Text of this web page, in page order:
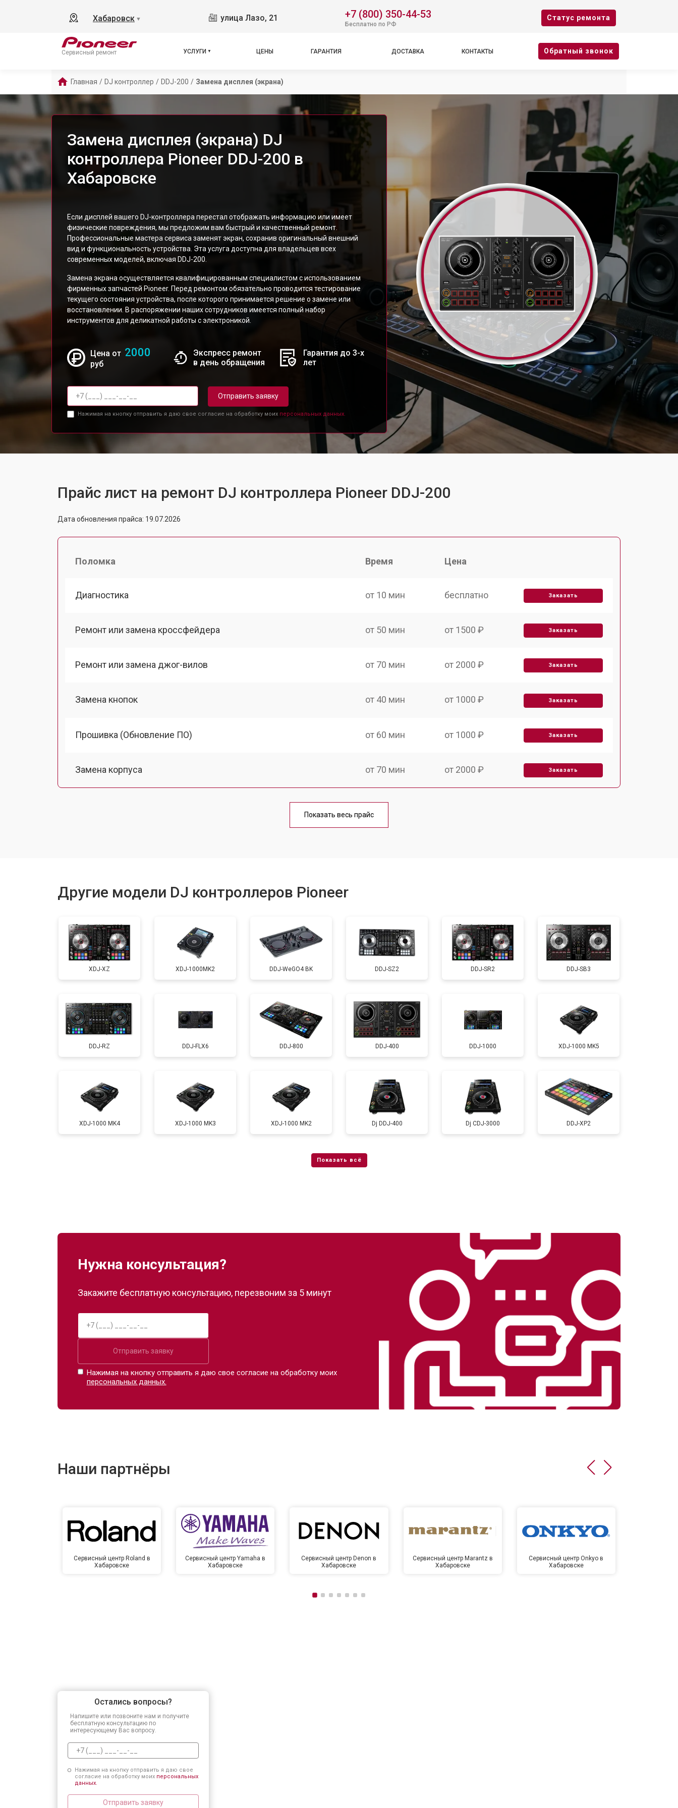
Хабаровск ▼ улица Лазо, 21 +7 (800) 350-44-53
Бесплатно по РФ
Cтатус ремонта
Сервисный ремонт УСЛУГИ ЦЕНЫ ГАРАНТИЯ ДОСТАВКА КОНТАКТЫ Oбратный звонок
Главная / DJ контроллер / DDJ-200 / Замена дисплея (экрана)
Замена дисплея (экрана) DJ
контроллера Pioneer DDJ-200 в
Хабаровске
Если дисплей вашего DJ-контроллера перестал отображать информацию или имеет
физические повреждения, мы предложим вам быстрый и качественный ремонт.
Профессиональные мастера сервиса заменят экран, сохранив оригинальный внешний
вид и функциональность устройства. Эта услуга доступна для владельцев всех
современных моделей, включая DDJ-200.
Замена экрана осуществляется квалифицированным специалистом с использованием
фирменных запчастей Pioneer. Перед ремонтом обязательно проводится тестирование
текущего состояния устройства, после которого принимается решение о замене или
восстановлении. В распоряжении наших сотрудников имеется полный набор
инструментов для деликатной работы с электроникой.
Цена от 2000
руб
Экспресс ремонт
в день обращения
Гарантия до 3-х
лет
Отправить заявку
Нажимая на кнопку отправить я даю свое согласие на обработку моих персональных данных.
Прайс лист на ремонт DJ контроллера Pioneer DDJ-200
Дата обновления прайса: 19.07.2026
Поломка Время Цена
Диагностика от 10 мин бесплатно Заказать
Ремонт или замена кроссфейдера от 50 мин от 1500 ₽ Заказать
Ремонт или замена джог-вилов от 70 мин от 2000 ₽ Заказать
Замена кнопок от 40 мин от 1000 ₽ Заказать
Прошивка (Обновление ПО) от 60 мин от 1000 ₽ Заказать
Замена корпуса от 70 мин от 2000 ₽ Заказать
от 40 мин
Показать весь прайс
Другие модели DJ контроллеров Pioneer
XDJ-XZ XDJ-1000MK2 DDJ-WeGO4 BK DDJ-SZ2 DDJ-SR2 DDJ-SB3
DDJ-RZ DDJ-FLX6 DDJ-800 DDJ-400 DDJ-1000 XDJ-1000 MK5
XDJ-1000 MK4 XDJ-1000 MK3 XDJ-1000 MK2 Dj DDJ-400 Dj CDJ-3000 DDJ-XP2
Нужна консультация?
Закажите бесплатную консультацию, перезвоним за 5 минут
Отправить заявку
Нажимая на кнопку отправить я даю свое согласие на обработку моих
персональных данных.
Наши партнёры
Сервисный центр Roland в
Хабаровске
Сервисный центр Yamaha в
Хабаровске
Сервисный центр Denon в
Хабаровске
Сервисный центр Marantz в
Хабаровске
Сервисный центр Onkyo в
Хабаровске
Остались вопросы?
Напишите или позвоните нам и получите
бесплатную консультацию по
интересующему Вас вопросу.
Нажимая на кнопку отправить я даю свое
согласие на обработку моих персональных
данных.
Отправить заявку